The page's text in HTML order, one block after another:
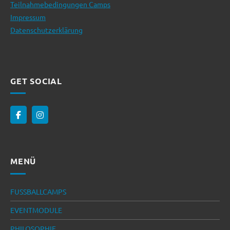
Teilnahmebedingungen Camps
Impressum
Datenschutzerklärung
GET SOCIAL
MENÜ
FUSSBALLCAMPS
EVENTMODULE